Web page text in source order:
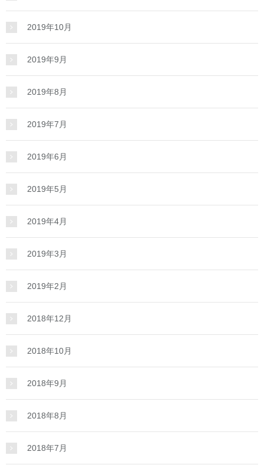
2019年10月
2019年9月
2019年8月
2019年7月
2019年6月
2019年5月
2019年4月
2019年3月
2019年2月
2018年12月
2018年10月
2018年9月
2018年8月
2018年7月